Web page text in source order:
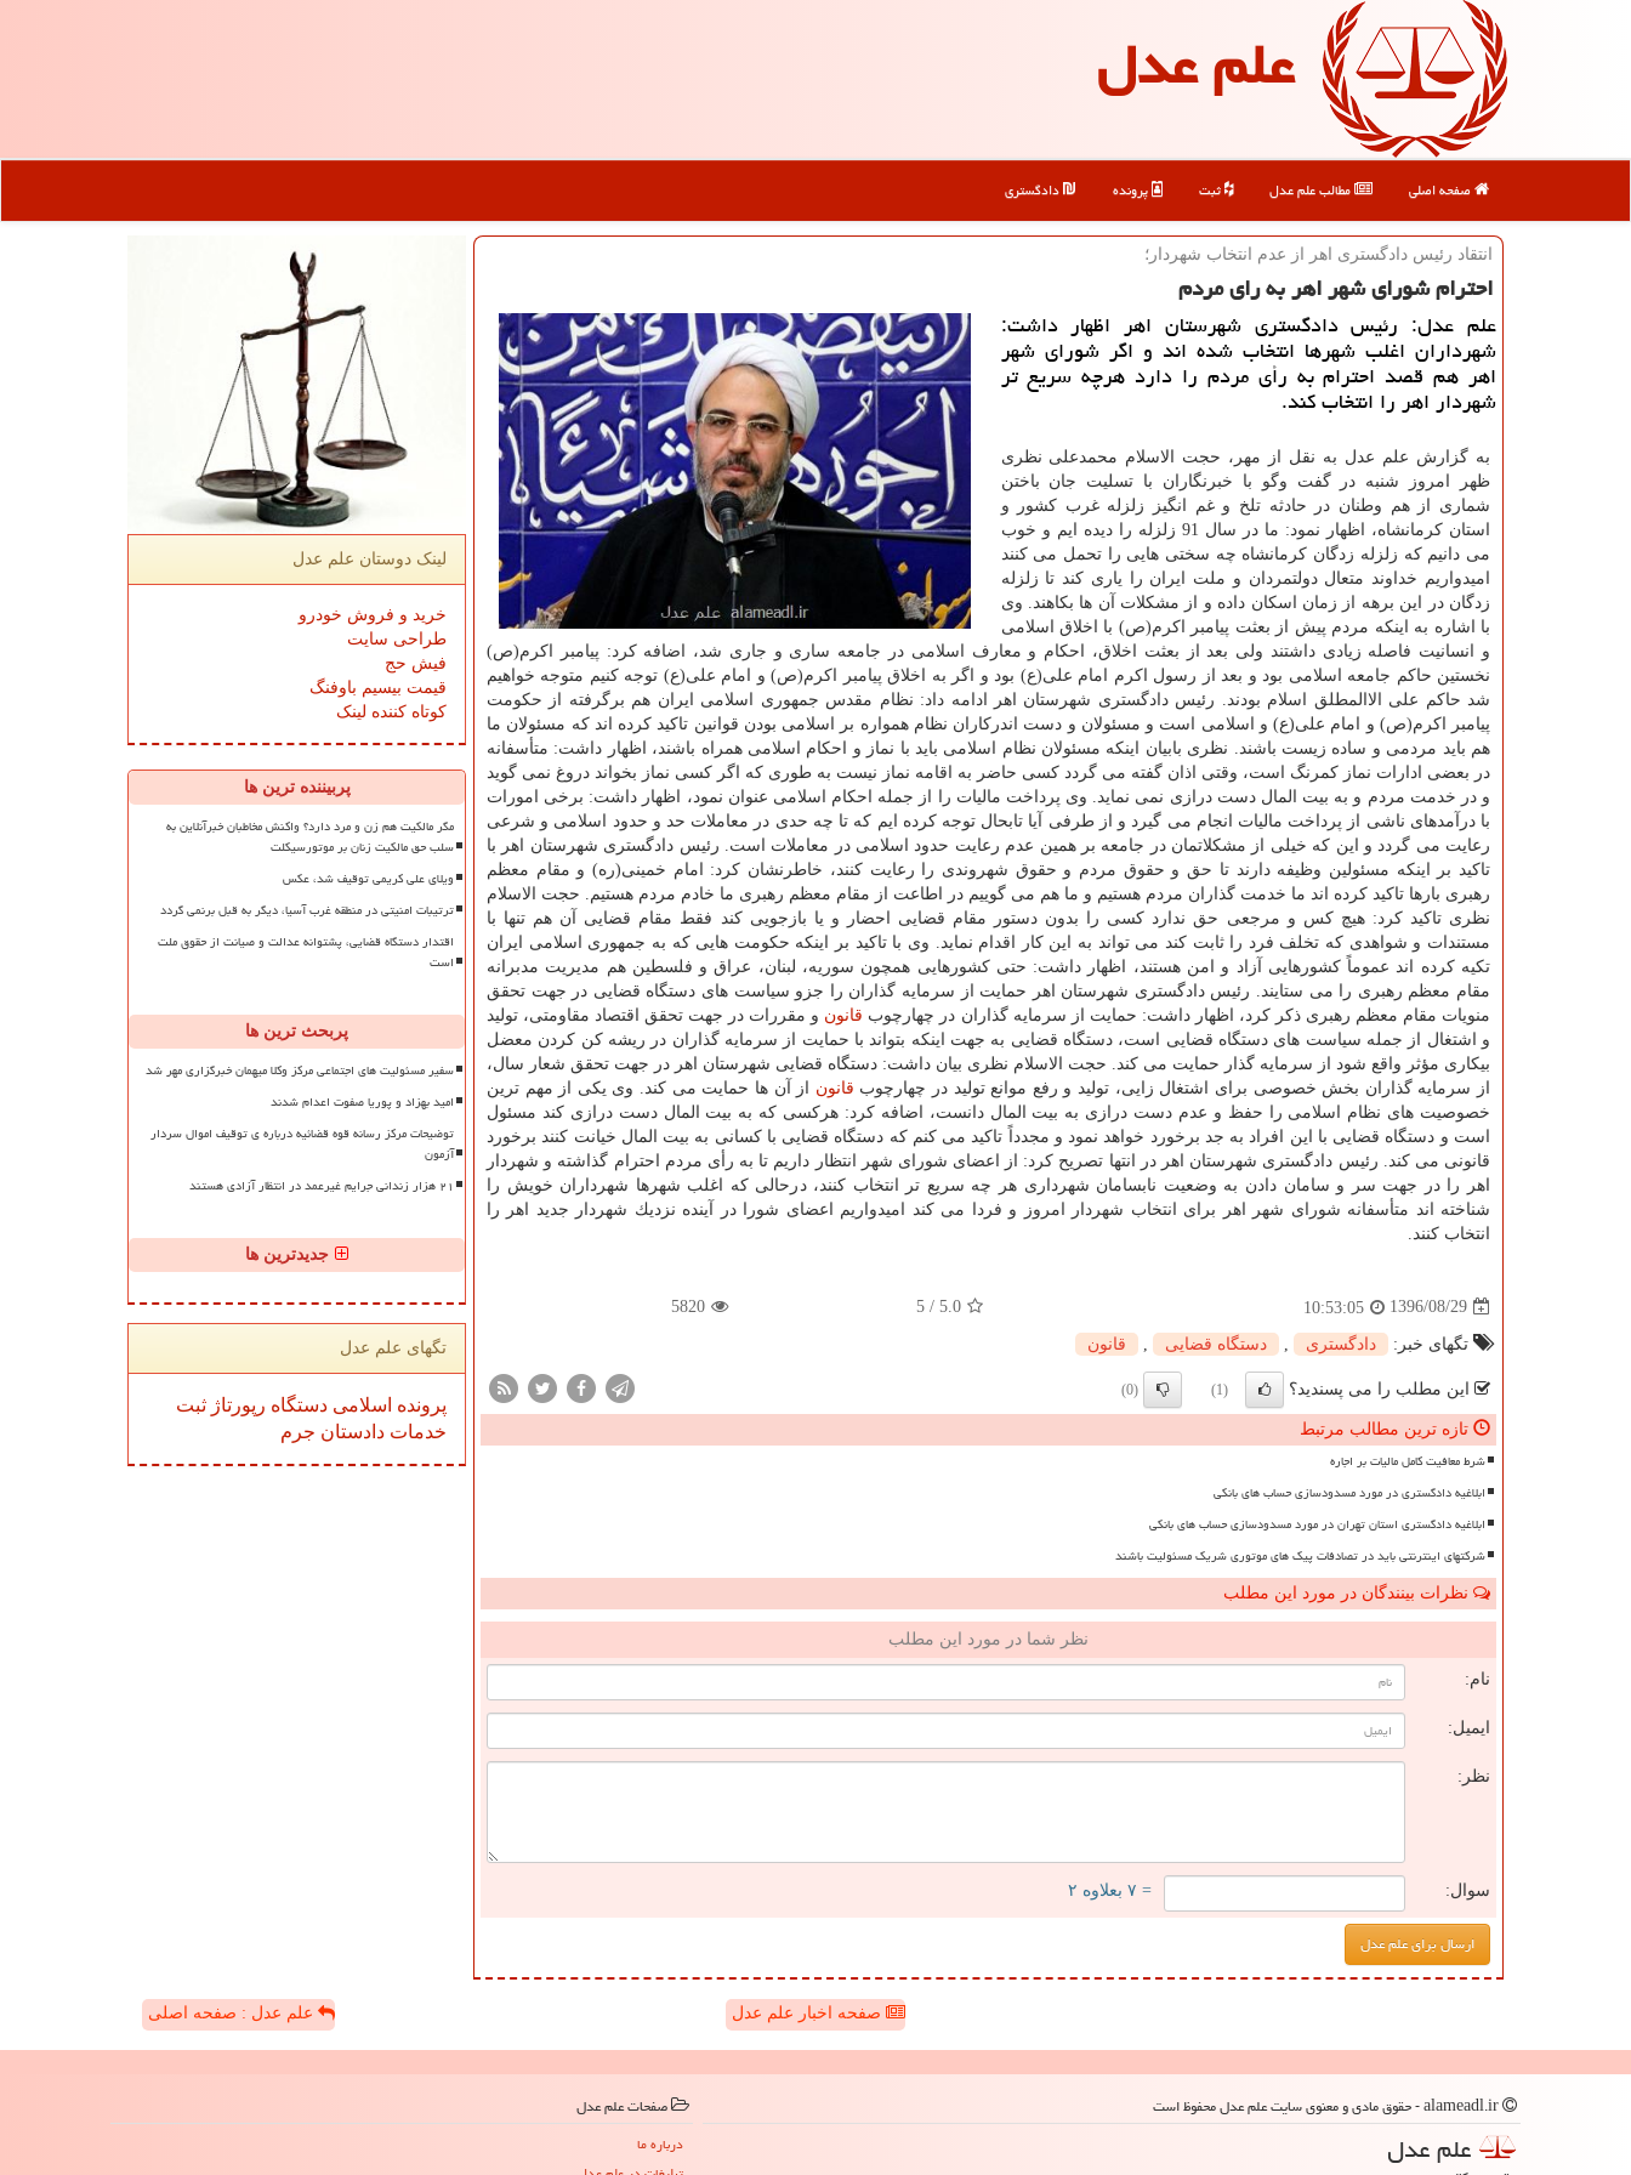
علم عدل
صفحه اصلی مطالب علم عدل ثبت پرونده دادگستری
انتقاد رئیس دادگستری اهر از عدم انتخاب شهردار؛
احترام شورای شهر اهر به رای مردم
علم عدل: رئیس دادگستری شهرستان اهر اظهار داشت:
شهرداران اغلب شهرها انتخاب شده اند و اگر شورای شهر
اهر هم قصد احترام به رأی مردم را دارد هرچه سریع تر
شهردار اهر را انتخاب كند.
به گزارش علم عدل به نقل از مهر، حجت الاسلام محمدعلی نظری
ظهر امروز شنبه در گفت وگو با خبرنگاران با تسلیت جان باختن
شماری از هم وطنان در حادثه تلخ و غم انگیز زلزله غرب كشور و
استان كرمانشاه، اظهار نمود: ما در سال 91 زلزله را دیده ایم و خوب
می دانیم كه زلزله زدگان كرمانشاه چه سختی هایی را تحمل می كنند
امیدواریم خداوند متعال دولتمردان و ملت ایران را یاری كند تا زلزله
زدگان در این برهه از زمان اسكان داده و از مشكلات آن ها بكاهند. وی
با اشاره به اینكه مردم پیش از بعثت پیامبر اكرم(ص) با اخلاق اسلامی
و انسانیت فاصله زیادی داشتند ولی بعد از بعثت اخلاق، احكام و معارف اسلامی در جامعه ساری و جاری شد، اضافه كرد: پیامبر اكرم(ص)
نخستین حاكم جامعه اسلامی بود و بعد از رسول اكرم امام علی(ع) بود و اگر به اخلاق پیامبر اكرم(ص) و امام علی(ع) توجه كنیم متوجه خواهیم
شد حاكم علی الاالمطلق اسلام بودند. رئیس دادگستری شهرستان اهر ادامه داد: نظام مقدس جمهوری اسلامی ایران هم برگرفته از حكومت
پیامبر اكرم(ص) و امام علی(ع) و اسلامی است و مسئولان و دست اندركاران نظام همواره بر اسلامی بودن قوانین تاكید كرده اند كه مسئولان ما
هم باید مردمی و ساده زیست باشند. نظری بابیان اینكه مسئولان نظام اسلامی باید با نماز و احكام اسلامی همراه باشند، اظهار داشت: متأسفانه
در بعضی ادارات نماز كمرنگ است، وقتی اذان گفته می گردد كسی حاضر به اقامه نماز نیست به طوری كه اگر كسی نماز بخواند دروغ نمی گوید
و در خدمت مردم و به بیت المال دست درازی نمی نماید. وی پرداخت مالیات را از جمله احكام اسلامی عنوان نمود، اظهار داشت: برخی امورات
با درآمدهای ناشی از پرداخت مالیات انجام می گیرد و از طرفی آیا تابحال توجه كرده ایم كه تا چه حدی در معاملات حد و حدود اسلامی و شرعی
رعایت می گردد و این كه خیلی از مشكلاتمان در جامعه بر همین عدم رعایت حدود اسلامی در معاملات است. رئیس دادگستری شهرستان اهر با
تاكید بر اینكه مسئولین وظیفه دارند تا حق و حقوق مردم و حقوق شهروندی را رعایت كنند، خاطرنشان كرد: امام خمینی(ره) و مقام معظم
رهبری بارها تاكید كرده اند ما خدمت گذاران مردم هستیم و ما هم می گوییم در اطاعت از مقام معظم رهبری ما خادم مردم هستیم. حجت الاسلام
نظری تاكید كرد: هیچ كس و مرجعی حق ندارد كسی را بدون دستور مقام قضایی احضار و یا بازجویی كند فقط مقام قضایی آن هم تنها با
مستندات و شواهدی كه تخلف فرد را ثابت كند می تواند به این كار اقدام نماید. وی با تاكید بر اینكه حكومت هایی كه به جمهوری اسلامی ایران
تكیه كرده اند عموماً كشورهایی آزاد و امن هستند، اظهار داشت: حتی كشورهایی همچون سوریه، لبنان، عراق و فلسطین هم مدیریت مدبرانه
مقام معظم رهبری را می ستایند. رئیس دادگستری شهرستان اهر حمایت از سرمایه گذاران را جزو سیاست های دستگاه قضایی در جهت تحقق
منویات مقام معظم رهبری ذكر كرد، اظهار داشت: حمایت از سرمایه گذاران در چهارچوب قانون و مقررات در جهت تحقق اقتصاد مقاومتی، تولید
و اشتغال از جمله سیاست های دستگاه قضایی است، دستگاه قضایی به جهت اینكه بتواند با حمایت از سرمایه گذاران در ریشه كن كردن معضل
بیكاری مؤثر واقع شود از سرمایه گذار حمایت می كند. حجت الاسلام نظری بیان داشت: دستگاه قضایی شهرستان اهر در جهت تحقق شعار سال،
از سرمایه گذاران بخش خصوصی برای اشتغال زایی، تولید و رفع موانع تولید در چهارچوب قانون از آن ها حمایت می كند. وی یكی از مهم ترین
خصوصیت های نظام اسلامی را حفظ و عدم دست درازی به بیت المال دانست، اضافه كرد: هركسی كه به بیت المال دست درازی كند مسئول
است و دستگاه قضایی با این افراد به جد برخورد خواهد نمود و مجدداً تاكید می كنم كه دستگاه قضایی با كسانی به بیت المال خیانت كنند برخورد
قانونی می كند. رئیس دادگستری شهرستان اهر در انتها تصریح كرد: از اعضای شورای شهر انتظار داریم تا به رأی مردم احترام گذاشته و شهردار
اهر را در جهت سر و سامان دادن به وضعیت نابسامان شهرداری هر چه سریع تر انتخاب كنند، درحالی كه اغلب شهرها شهرداران خویش را
شناخته اند متأسفانه شورای شهر اهر برای انتخاب شهردار امروز و فردا می كند امیدواریم اعضای شورا در آینده نزدیك شهردار جدید اهر را
انتخاب كنند.
1396/08/29
10:53:05
5.0
/
5
5820
تگهای خبر: دادگستری دستگاه قضایی قانون
این مطلب را می پسندید؟ (1)
(0)
تازه ترین مطالب مرتبط
شرط معافیت کامل مالیات بر اجاره
ابلاغیه دادگستری در مورد مسدودسازی حساب های بانکی
ابلاغیه دادگستری استان تهران در مورد مسدودسازی حساب های بانکی
شرکتهای اینترنتی باید در تصادفات پیک های موتوری شریک مسئولیت باشند
نظرات بینندگان در مورد این مطلب
نظر شما در مورد این مطلب
نام:
ایمیل:
نظر:
سوال: = ۷ بعلاوه ۲
لینک دوستان علم عدل
خرید و فروش خودرو
طراحی سایت
فیش حج
قیمت بیسیم باوفنگ
کوتاه کننده لینک
پربیننده ترین ها
مگر مالکیت هم زن و مرد دارد؟ واکنش مخاطبان خبرآنلاین به
سلب حق مالکیت زنان بر موتورسیکلت
ویلای علی کریمی توقیف شد، عکس
ترتیبات امنیتی در منطقه غرب آسیا، دیگر به قبل برنمی گردد
اقتدار دستگاه قضایی، پشتوانه عدالت و صیانت از حقوق ملت
است
پربحث ترین ها
سفیر مسئولیت های اجتماعی مرکز وکلا میهمان خبرگزاری مهر شد
امید بهزاد و پوریا صفوت اعدام شدند
توضیحات مرکز رسانه قوه قضائیه درباره ی توقیف اموال سردار
آزمون
۲۱ هزار زندانی جرایم غیرعمد در انتظار آزادی هستند
جدیدترین ها
تگهای علم عدل
پرونده اسلامی دستگاه رپورتاژ ثبت
خدمات دادستان جرم
صفحه اخبار علم عدل علم عدل : صفحه اصلی
علم عدل
صفحات علم عدل
درباره ما